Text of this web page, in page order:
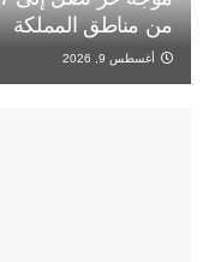
من مناطق المملكة
أغسطس 9, 2026